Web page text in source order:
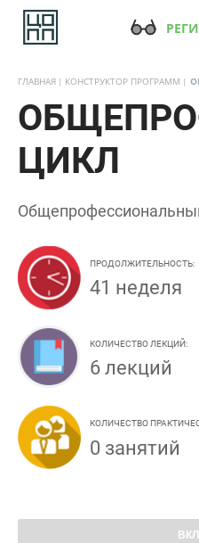
ГЛАВНАЯ КОНСТРУКТОР ПРОГРАММ
ЦИКЛ
41 неделя
КОЛИЧЕСТВО ЛЕКЦИЙ:
6 лекций
0 занятий